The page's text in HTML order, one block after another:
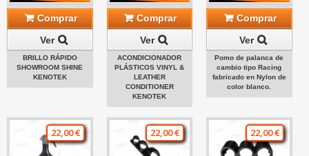
Comprar
Ver
BRILLO RÁPIDO
SHOWROOM SHINE
KENOTEK
Comprar
Ver
ACONDICIONADOR
PLÁSTICOS VINYL &
LEATHER
CONDITIONER
KENOTEK
Comprar
Ver
Pomo de palanca de
cambio tipo Racing
fabricado en Nylon de
color blanco.
22,00 € 22,00 € 22,00 €